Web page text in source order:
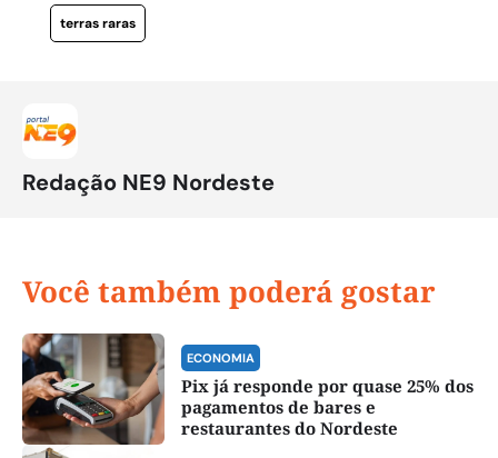
terras raras
Redação NE9 Nordeste
Você também poderá gostar
ECONOMIA
Pix já responde por quase 25% dos
pagamentos de bares e
restaurantes do Nordeste